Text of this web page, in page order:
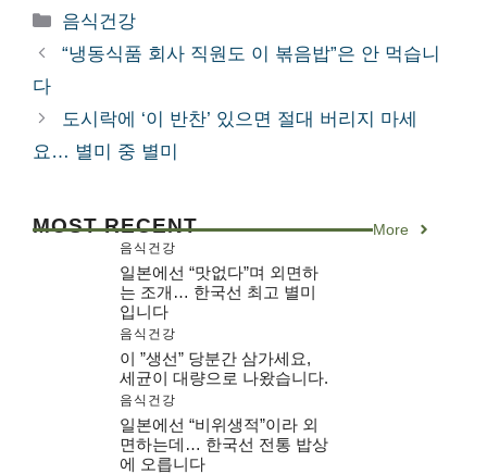
카
테
음식건강
“냉동식품 회사 직원도 이 볶음밥”은 안 먹습니
다
도시락에 ‘이 반찬’ 있으면 절대 버리지 마세
요… 별미 중 별미
MOST RECENT More
음식건강
일본에선 “맛없다”며 외면하
는 조개… 한국선 최고 별미
입니다
음식건강
이 ”생선” 당분간 삼가세요,
세균이 대량으로 나왔습니다.
음식건강
일본에선 “비위생적”이라 외
면하는데… 한국선 전통 밥상
에 오릅니다